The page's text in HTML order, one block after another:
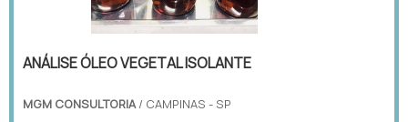
ANÁLISE ÓLEO VEGETAL ISOLANTE
MGM CONSULTORIA/ CAMPINAS - SP